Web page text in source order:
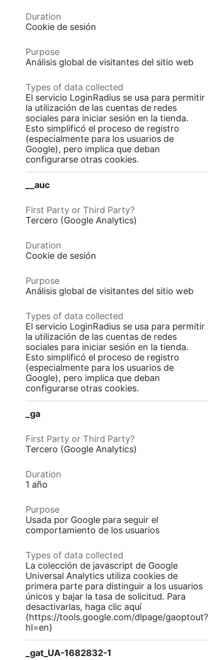
Cookie de sesión
Análisis global de visitantes del sitio web
El servicio LoginRadius se usa para permitir
la utilización de las cuentas de redes
sociales para iniciar sesión en la tienda.
Esto simplificó el proceso de registro
(especialmente para los usuarios de
Google), pero implica que deban
configurarse otras cookies.
__auc
Tercero (Google Analytics)
Cookie de sesión
Análisis global de visitantes del sitio web
El servicio LoginRadius se usa para permitir
la utilización de las cuentas de redes
sociales para iniciar sesión en la tienda.
Esto simplificó el proceso de registro
(especialmente para los usuarios de
Google), pero implica que deban
configurarse otras cookies.
_ga
Tercero (Google Analytics)
1 año
Usada por Google para seguir el
comportamiento de los usuarios
La colección de javascript de Google
Universal Analytics utiliza cookies de
primera parte para distinguir a los usuarios
únicos y bajar la tasa de solicitud. Para
desactivarlas, haga clic aquí
(https://tools.google.com/dlpage/gaoptout?
hl=en)
_gat_UA-1682832-1